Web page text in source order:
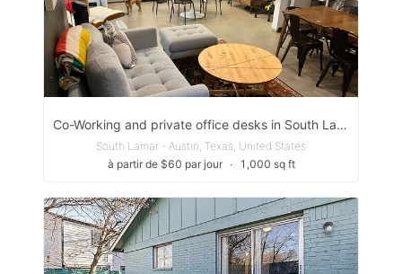
Co-Working and private office desks in South Lamar
South Lamar - Austin, Texas, United States
à partir de $60 par jour
∙ 1,000 sq ft